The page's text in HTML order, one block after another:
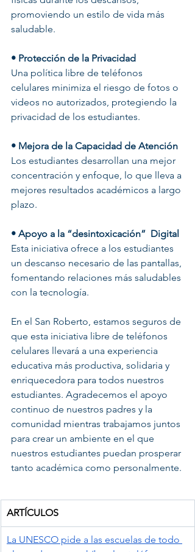
promoviendo un estilo de vida más
saludable.
• Protección de la Privacidad
Una política libre de teléfonos
celulares minimiza el riesgo de fotos o
videos no autorizados, protegiendo la
privacidad de los estudiantes.
• Mejora de la Capacidad de Atención
Los estudiantes desarrollan una mejor
concentración y enfoque, lo que lleva a
mejores resultados académicos a largo
plazo.
• Apoyo a la “desintoxicación”  Digital
Esta iniciativa ofrece a los estudiantes
un descanso necesario de las pantallas,
fomentando relaciones más saludables
con la tecnología.
En el San Roberto, estamos seguros de
que esta iniciativa libre de teléfonos
celulares llevará a una experiencia
educativa más productiva, solidaria y
enriquecedora para todos nuestros
estudiantes. Agradecemos el apoyo
continuo de nuestros padres y la
comunidad mientras trabajamos juntos
para crear un ambiente en el que
nuestros estudiantes puedan prosperar
tanto académica como personalmente.
ARTÍCULOS
La UNESCO pide a las escuelas de todo